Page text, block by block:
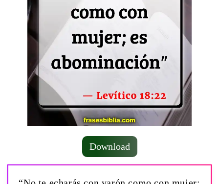
Download